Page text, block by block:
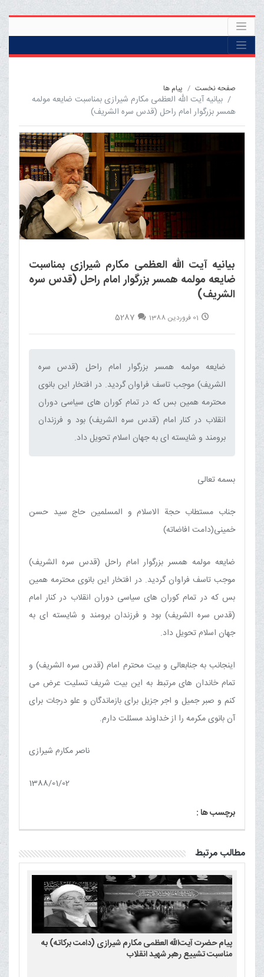
صفحه نخست پیام ها
بیانیه آیت الله العظمی مکارم شیرازی بمناسبت ضایعه مولمه
همسر بزرگوار امام راحل (قدس سره الشریف)
بیانیه آیت الله العظمی مکارم شیرازی بمناسبت
ضایعه مولمه همسر بزرگوار امام راحل (قدس سره
الشریف)
01 فروردین 1388 5287
ضایعه مولمه همسر بزرگوار امام راحل (قدس سره
الشریف) موجب تاسف فراوان گردید. در افتخار این بانوی
محترمه همین بس که در تمام کوران های سیاسی دوران
انقلاب در کنار امام (قدس سره الشریف) بود و فرزندان
برومند و شایسته ای به جهان اسلام تحویل داد.‌
بسمه تعالی
جناب مستطاب حجة الاسلام و المسلمین حاج سید حسن
خمینی(دامت افاضاته)
ضایعه مولمه همسر بزرگوار امام راحل (قدس سره الشریف)
موجب تاسف فراوان گردید. در افتخار این بانوی محترمه همین
بس که در تمام کوران های سیاسی دوران انقلاب در کنار امام
(قدس سره الشریف) بود و فرزندان برومند و شایسته ای به
جهان اسلام تحویل داد.
اینجانب به جنابعالی و بیت محترم امام (قدس سره الشریف) و
تمام خاندان های مرتبط به این بیت شریف تسلیت عرض می
کنم و صبر جمیل و اجر جزیل برای بازماندگان و علو درجات برای
آن بانوی مکرمه را از خداوند مسئلت دارم.
ناصر مکارم شیرازی
1388/01/02
برچسب ها :
مطالب مرتبط
پیام حضرت آیت‌الله العظمی مکارم شیرازی (دامت برکاته) به
مناسبت تشییع رهبر شهید انقلاب